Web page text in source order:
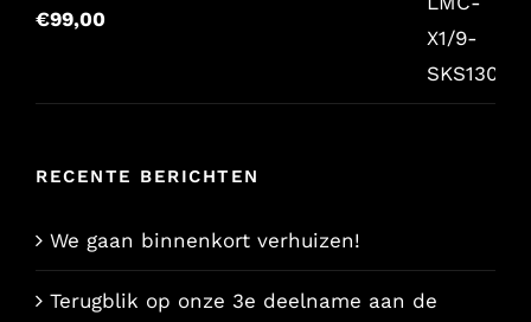
€99,00
RECENTE BERICHTEN
We gaan binnenkort verhuizen!
Terugblik op onze 3e deelname aan de